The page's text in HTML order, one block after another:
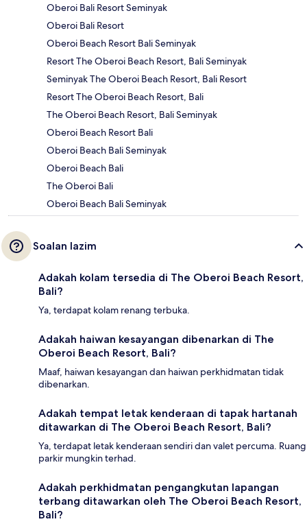
Oberoi Bali Resort Seminyak
Oberoi Bali Resort
Oberoi Beach Resort Bali Seminyak
Resort The Oberoi Beach Resort, Bali Seminyak
Seminyak The Oberoi Beach Resort, Bali Resort
Resort The Oberoi Beach Resort, Bali
The Oberoi Beach Resort, Bali Seminyak
Oberoi Beach Resort Bali
Oberoi Beach Bali Seminyak
Oberoi Beach Bali
The Oberoi Bali
Oberoi Beach Bali Seminyak
Soalan lazim
Adakah kolam tersedia di The Oberoi Beach Resort,
Bali?
Ya, terdapat kolam renang terbuka.
Adakah haiwan kesayangan dibenarkan di The
Oberoi Beach Resort, Bali?
Maaf, haiwan kesayangan dan haiwan perkhidmatan tidak
dibenarkan.
Adakah tempat letak kenderaan di tapak hartanah
ditawarkan di The Oberoi Beach Resort, Bali?
Ya, terdapat letak kenderaan sendiri dan valet percuma. Ruang
parkir mungkin terhad.
Adakah perkhidmatan pengangkutan lapangan
terbang ditawarkan oleh The Oberoi Beach Resort,
Bali?